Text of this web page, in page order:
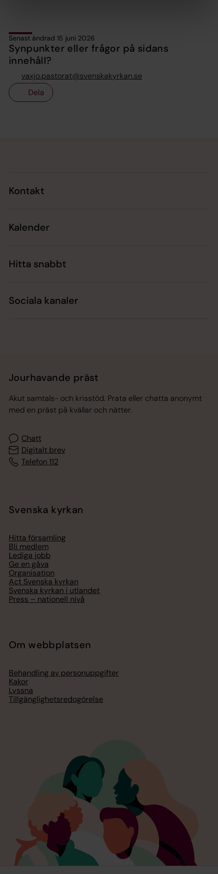
Senast ändrad 15 juni 2026
Synpunkter eller frågor på sidans
innehåll?
vaxjo.pastorat@svenskakyrkan.se
Dela
Kontakt
Kalender
Hitta snabbt
Sociala kanaler
Jourhavande präst
Akut samtals- och krisstöd. Prata eller chatta anonymt
med en präst på kvällar och nätter.
Chatt
Digitalt brev
Telefon 112
Svenska kyrkan
Hitta församling
Bli medlem
Lediga jobb
Ge en gåva
Organisation
Act Svenska kyrkan
Svenska kyrkan i utlandet
Press – nationell nivå
Om webbplatsen
Behandling av personuppgifter
Kakor
Lyssna
Tillgänglighetsredogörelse